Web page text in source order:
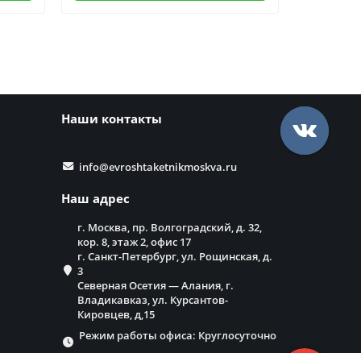
Наши контакты
info@evroshtaketnikmoskva.ru
Наш адрес
г. Москва, пр. Волгоградский, д. 32,
кор. 8, этаж 2, офис 17
г. Санкт-Петербург, ул. Рощинская, д.
3
Северная Осетия — Алания, г.
Владикавказ, ул. Курсантов-
Кировцев, д,15
Режим работы офиса: Круглосуточно